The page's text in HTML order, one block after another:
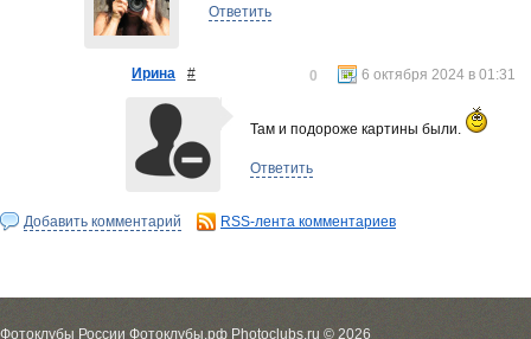
Ответить
Ирина # 6 октября 2024 в 01:31
0
Там и подороже картины были.
Ответить
Добавить комментарий RSS-лента комментариев
Фотоклубы России Фотоклубы.рф Photoclubs.ru © 2026